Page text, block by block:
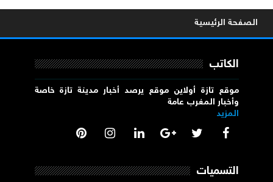
الصفحة الرئيسية
الكاتب
موقع تازة أولاين موقع يرصد أخبار مدينة تازة خاصة
وأخبار المغرب عامة
المزيد
التسميات